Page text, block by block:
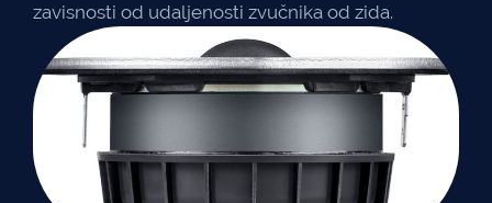
zavisnosti od udaljenosti zvučnika od zida.